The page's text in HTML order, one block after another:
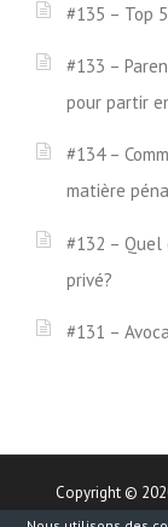
#135 – Top
#133 –
pour partir
#134 –
matière
#132 –
privé?
#131 –
Copyright ©